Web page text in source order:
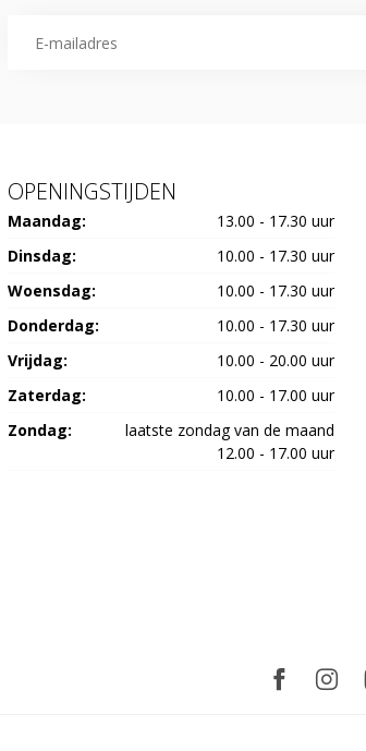
OPENINGSTIJDEN
Maandag:
13.00 - 17.30 uur
Dinsdag:
10.00 - 17.30 uur
Woensdag:
10.00 - 17.30 uur
Donderdag:
10.00 - 17.30 uur
Vrijdag:
10.00 - 20.00 uur
Zaterdag:
10.00 - 17.00 uur
Zondag:
laatste zondag van de maand
12.00 - 17.00 uur